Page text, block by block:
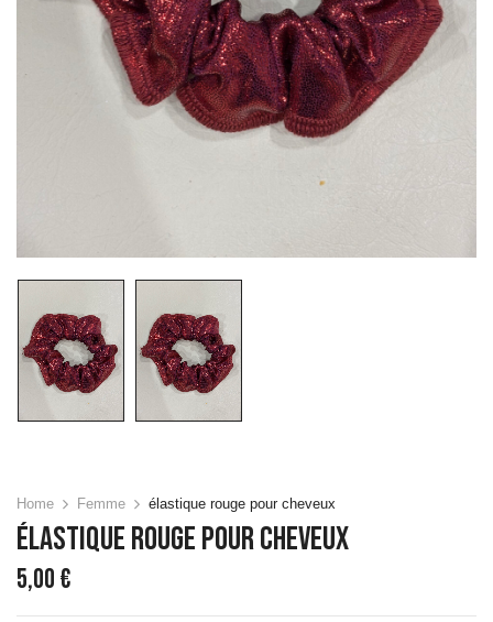
Home Femme élastique rouge pour cheveux
Élastique Rouge Pour Cheveux
5,00€